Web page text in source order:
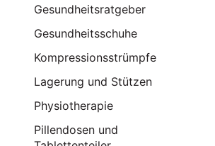
Gesundheitsratgeber
Gesundheitsschuhe
Kompressionsstrümpfe
Lagerung und Stützen
Physiotherapie
Pillendosen und